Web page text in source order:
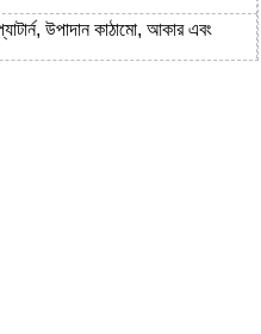
উপাদান কাঠামো, আকার এবং